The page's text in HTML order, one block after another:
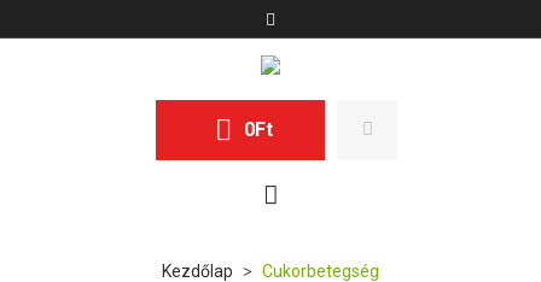
0Ft
Kezdőlap > Cukorbetegség